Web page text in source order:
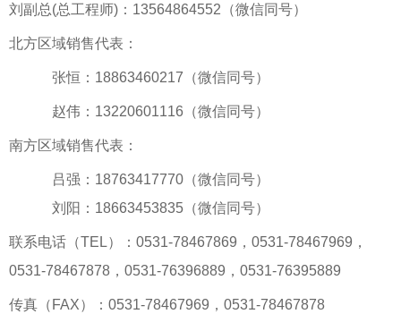
刘副总(总工程师)：13564864552（微信同号）
北方区域销售代表：
张恒：18863460217（微信同号）
赵伟：13220601116（微信同号）
南方区域销售代表：
吕强：18763417770（微信同号）
刘阳：18663453835（微信同号）
联系电话（TEL）：0531-78467869，0531-78467969，
0531-78467878，0531-76396889，0531-76395889
传真（FAX）：0531-78467969，0531-78467878